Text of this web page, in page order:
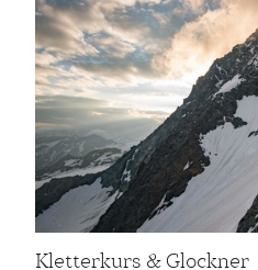
Kletterkurs & Glockner